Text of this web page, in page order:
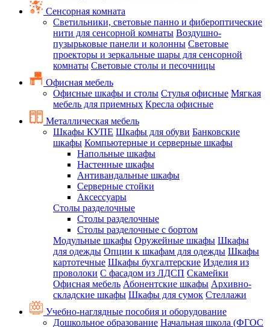
Сенсорная комната
Светильники, световые панно и фибероптические
нити для сенсорной комнаты Воздушно-
пузырьковые панели и колонны Световые
проекторы и зеркальные шары для сенсорной
комнаты Световые столы и песочницы
Офисная мебель
Офисные шкафы и столы Стулья офисные Мягкая
мебель для приемных Кресла офисные
Металлическая мебель
Шкафы КУПЕ Шкафы для обуви Банковские
шкафы Компьютерные и серверные шкафы
Напольные шкафы
Настенные шкафы
Антивандальные шкафы
Серверные стойки
Аксессуары
Столы разделочные
Столы разделочные
Столы разделочные с бортом
Модульные шкафы Оружейные шкафы Шкафы
для одежды Опции к шкафам для одежды Шкафы
картотечные Шкафы бухгалтерские Изделия из
проволоки С фасадом из ЛДСП Скамейки
Офисная мебель Абонентские шкафы Архивно-
складские шкафы Шкафы для сумок Стеллажи
Учебно-наглядные пособия и оборудование
Дошкольное образование Начальная школа (ФГОС